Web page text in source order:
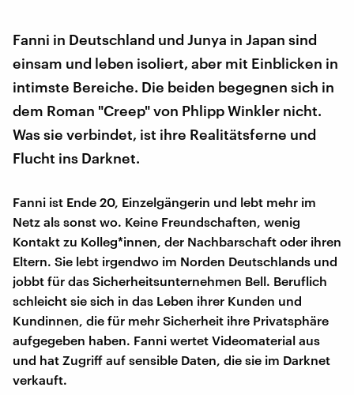
Fanni in Deutschland und Junya in Japan sind
einsam und leben isoliert, aber mit Einblicken in
intimste Bereiche. Die beiden begegnen sich in
dem Roman "Creep" von Phlipp Winkler nicht.
Was sie verbindet, ist ihre Realitätsferne und
Flucht ins Darknet.
Fanni ist Ende 20, Einzelgängerin und lebt mehr im
Netz als sonst wo. Keine Freundschaften, wenig
Kontakt zu Kolleg*innen, der Nachbarschaft oder ihren
Eltern. Sie lebt irgendwo im Norden Deutschlands und
jobbt für das Sicherheitsunternehmen Bell. Beruflich
schleicht sie sich in das Leben ihrer Kunden und
Kundinnen, die für mehr Sicherheit ihre Privatsphäre
aufgegeben haben. Fanni wertet Videomaterial aus
und hat Zugriff auf sensible Daten, die sie im Darknet
verkauft.